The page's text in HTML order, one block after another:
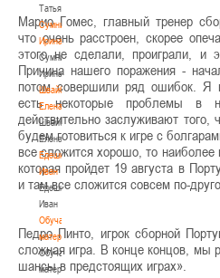
Татьяна
Сумникова
Ирина
Сумникова
Ирина
Швайбович
Елена
Швайбович
Елена
Едешко
Иван
Едешко
Иван
Обучающие
материалы
Обучающие
материалы
Марио Гомес, главный тренер
что очень расстроен, скорее
этого не сделали, проиграли, и
Причина нашего поражения -
потом совершили ряд ошибок. Я
есть некоторые проблемы в
действительно заслуживают
будем готовиться к игре с
все сложится хорошо, то наиболее
которая пройдет 19 августа в
и там все сложится совсем по-
Педро Пинто, игрок сборной
сложная игра. В конце концов, мы
шансы в предстоящих играх».